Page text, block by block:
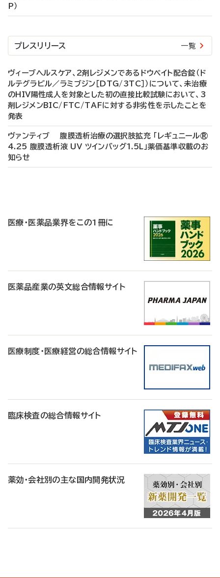
P）
プレスリリース 一覧
ヴィーブヘルスケア、2剤レジメンであるドウベイト配合錠（ド
ルテグラビル／ラミブジン［DTG/3TC］）について、未治療
のHIV陽性成人を対象とした初の直接比較試験において、3
剤レジメンBIC/FTC/TAFに対する非劣性を示したことを
発表
ヴァンティブ 腹膜透析治療の選択肢拡充 「レギュニール®
4.25 腹膜透析液 UV ツインバッグ1.5L」薬価基準収載のお
知らせ
医療・医薬品業界をこの1冊に
医薬品産業の英文総合情報サイト
医療制度・医療経営の総合情報サイト
臨床検査の総合情報サイト
薬効・会社別の主な国内開発状況